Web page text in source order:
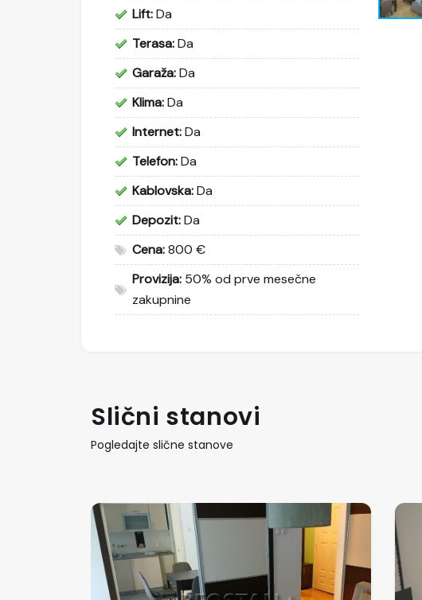
Lift:Da
Terasa:Da
Garaža:Da
Klima:Da
Internet:Da
Telefon:Da
Kablovska:Da
Depozit:Da
Cena:800 €
Provizija: 50% od prve mesečne
zakupnine
Slični stanovi
Pogledajte slične stanove